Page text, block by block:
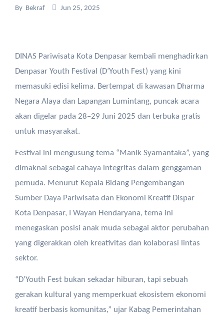
By Bekraf Jun 25, 2025
DINAS Pariwisata Kota Denpasar kembali menghadirkan
Denpasar Youth Festival (D’Youth Fest) yang kini
memasuki edisi kelima. Bertempat di kawasan Dharma
Negara Alaya dan Lapangan Lumintang, puncak acara
akan digelar pada 28–29 Juni 2025 dan terbuka gratis
untuk masyarakat.
Festival ini mengusung tema “Manik Syamantaka”, yang
dimaknai sebagai cahaya integritas dalam genggaman
pemuda. Menurut Kepala Bidang Pengembangan
Sumber Daya Pariwisata dan Ekonomi Kreatif Dispar
Kota Denpasar, I Wayan Hendaryana, tema ini
menegaskan posisi anak muda sebagai aktor perubahan
yang digerakkan oleh kreativitas dan kolaborasi lintas
sektor.
“D’Youth Fest bukan sekadar hiburan, tapi sebuah
gerakan kultural yang memperkuat ekosistem ekonomi
kreatif berbasis komunitas,” ujar Kabag Pemerintahan